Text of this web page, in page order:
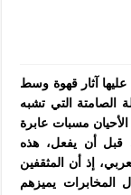
آثار قهوة وسط
الصامتة التي تشبه
مسبات عابرة
قبل أن يفعل، هذه
إذ أن المثقفين
المخابرات يميزهم